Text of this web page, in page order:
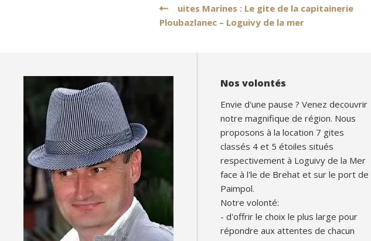
Navigation
de
l’article
uites Marines : Le gite de la capitainerie
Ploubazlanec – Loguivy de la mer
Nos volontés
Envie d'une pause ? Venez decouvrir
notre magnifique de région. Nous
proposons à la location 7 gites
classés 4 et 5 étoiles situés
respectivement à Loguivy de la Mer
face à l'le de Brehat et sur le port de
Paimpol.
Notre volonté:
- d'offrir le choix le plus large pour
répondre aux attentes de chacun